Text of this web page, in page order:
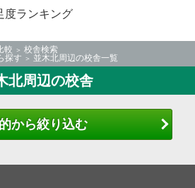
度ランキング
較
校舎検索
探す
並木北周辺の校舎一覧
北周辺の校舎
から絞り込む